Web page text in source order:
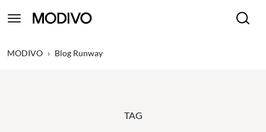
MODIVO › Blog Runway
TAG